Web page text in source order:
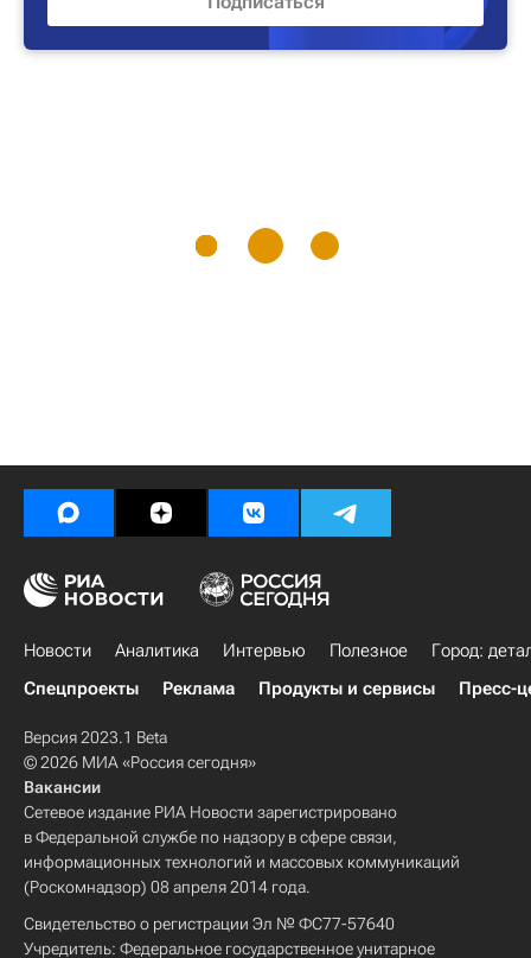
Новости Аналитика Интервью Полезное
Город:
Спецпроекты
Реклама Продукты и сервисы Пресс-
Версия 2023.1 Beta
© 2026 МИА «Россия сегодня»
Вакансии
Сетевое издание РИА Новости зарегистрировано
в Федеральной службе по надзору в сфере связи,
информационных технологий и массовых коммуникаций
(Роскомнадзор) 08 апреля 2014 года.
Свидетельство о регистрации Эл № ФС77-57640
Учредитель: Федеральное государственное унитарное